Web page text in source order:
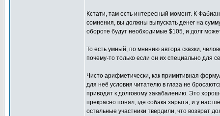
Кстати, там есть интересный момент. К
сомнения, вы должны выпускать денег на
обороте будут необходимые $105, и долг
То есть умный, по мнению автора сказки,
почему-то только если он их специально для
Чисто арифметически, как примитивная
для неё условия читателю в глаза не
приводит к долговому закабалению. Это
прекрасно понял, где собака зарыта, и у нас
остальные участники твердили, что возврат